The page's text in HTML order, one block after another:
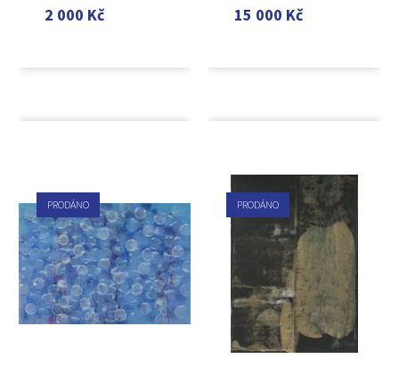
2 000 Kč 15 000 Kč
PRODÁNO PRODÁNO